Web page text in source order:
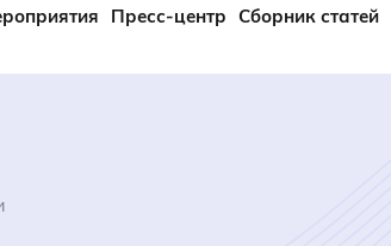
Пресс-центр Сборник статей